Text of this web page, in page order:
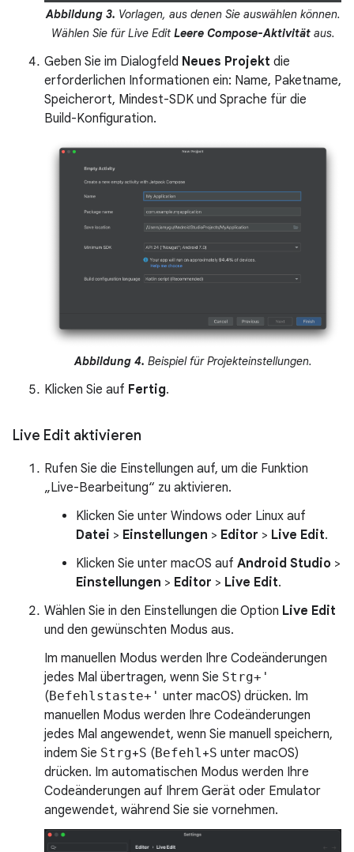
Abbildung 3. Vorlagen, aus denen Sie auswählen können.
Wählen Sie für Live Edit Leere Compose-Aktivitätaus.
Geben Sie im Dialogfeld Neues Projekt die
erforderlichen Informationen ein: Name, Paketname,
Speicherort, Mindest-SDK und Sprache für die
Build-Konfiguration.
Abbildung 4. Beispiel für Projekteinstellungen.
Klicken Sie auf Fertig.
Live Edit aktivieren
Rufen Sie die Einstellungen auf, um die Funktion
„Live-Bearbeitung“ zu aktivieren.
Klicken Sie unter Windows oder Linux auf
Datei > Einstellungen > Editor > Live Edit.
Klicken Sie unter macOS auf Android Studio >
Einstellungen > Editor > Live Edit.
Wählen Sie in den Einstellungen die Option Live Edit
und den gewünschten Modus aus.
Im manuellen Modus werden Ihre Codeänderungen
jedes Mal übertragen, wenn Sie Strg+'
( Befehlstaste+' unter macOS) drücken. Im
manuellen Modus werden Ihre Codeänderungen
jedes Mal angewendet, wenn Sie manuell speichern,
indem Sie Strg+S ( Befehl+S unter macOS)
drücken. Im automatischen Modus werden Ihre
Codeänderungen auf Ihrem Gerät oder Emulator
angewendet, während Sie sie vornehmen.